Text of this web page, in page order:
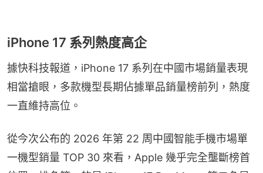
iPhone 17 系列熱度高企
據快科技報道，iPhone 17 系列在中國市場銷量表現
相當搶眼，多款機型長期佔據單品銷量榜前列，熱度
一直維持高位。
從今次公布的 2026 年第 22 周中國智能手機市場單
一機型銷量 TOP 30 來看，Apple 幾乎完全壟斷榜首